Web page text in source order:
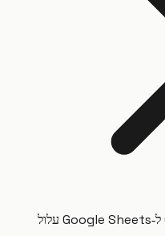
חברת אבטחה: תוסף ChatGPT ל‑Google Sheets עלול